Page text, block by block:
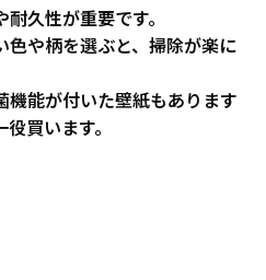
久性が重要です。
色や柄を選ぶと、掃除が楽に
機能が付いた壁紙もあります
買います。